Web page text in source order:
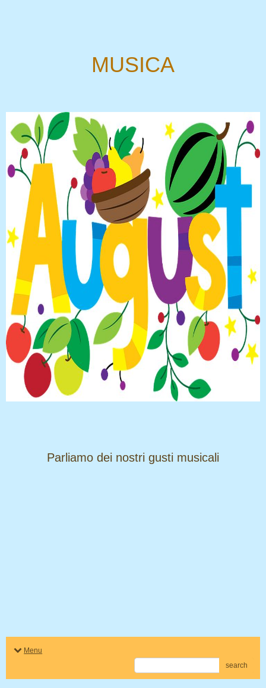
MUSICA
​​​​​​​Parliamo dei nostri gusti musicali
Menu
search